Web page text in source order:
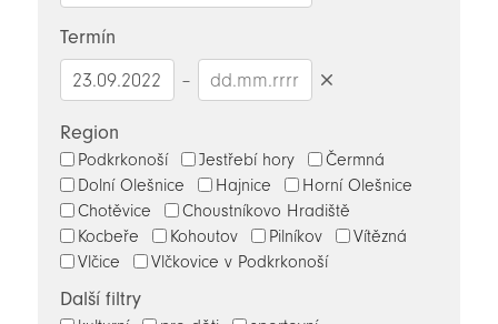
Termín
–
Region
Podkrkonoší Jestřebí hory
Čermná
Dolní Olešnice
Hajnice
Horní Olešnice
Chotěvice
Choustníkovo Hradiště
Kocbeře
Kohoutov Pilníkov
Vítězná
Vlčice
Vlčkovice v Podkrkonoší
Další filtry